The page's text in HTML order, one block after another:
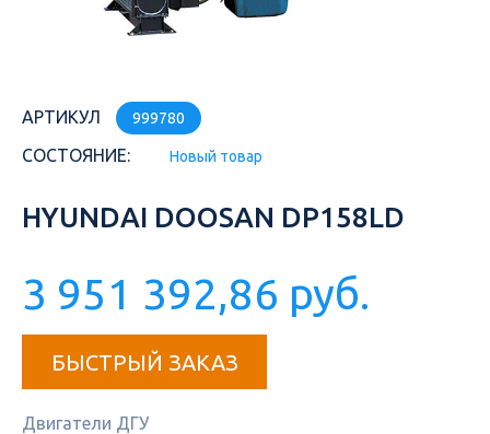
АРТИКУЛ 999780
СОСТОЯНИЕ: Новый товар
HYUNDAI DOOSAN DP158LD
3 951 392,86 руб.
БЫСТРЫЙ ЗАКАЗ
Двигатели ДГУ